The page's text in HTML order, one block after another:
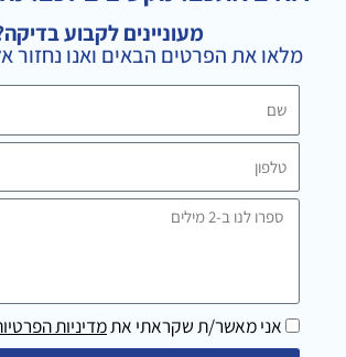
o
o
k
e
g
r
a
מעוניינים לקבוע
מלאו את הפרטים הבאים ואנו נחזור
טלפון
ספרו
מילים
אני מאשר/ת שקראתי אתמדיניות